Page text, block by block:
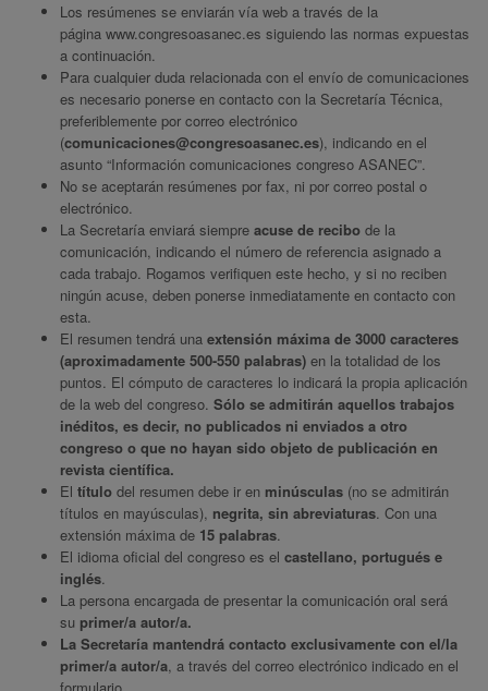
Los resúmenes se enviarán vía web a través de la
página www.congresoasanec.es siguiendo las normas expuestas
a continuación.
Para cualquier duda relacionada con el envío de comunicaciones
es necesario ponerse en contacto con la Secretaría Técnica,
preferiblemente por correo electrónico
(comunicaciones@congresoasanec.es), indicando en el
asunto “Información comunicaciones congreso ASANEC”.
No se aceptarán resúmenes por fax, ni por correo postal o
electrónico.
La Secretaría enviará siempre acuse de recibo de la
comunicación, indicando el número de referencia asignado a
cada trabajo. Rogamos verifiquen este hecho, y si no reciben
ningún acuse, deben ponerse inmediatamente en contacto con
esta.
El resumen tendrá una extensión máxima de 3000 caracteres
(aproximadamente 500-550 palabras) en la totalidad de los
puntos. El cómputo de caracteres lo indicará la propia aplicación
de la web del congreso. Sólo se admitirán aquellos trabajos
inéditos, es decir, no publicados ni enviados a otro
congreso o que no hayan sido objeto de publicación en
revista científica.
El título del resumen debe ir en minúsculas (no se admitirán
títulos en mayúsculas), negrita, sin abreviaturas. Con una
extensión máxima de 15 palabras.
El idioma oficial del congreso es el castellano, portugués e
inglés.
La persona encargada de presentar la comunicación oral será
su primer/a autor/a.
La Secretaría mantendrá contacto exclusivamente con el/la
primer/a autor/a, a través del correo electrónico indicado en el